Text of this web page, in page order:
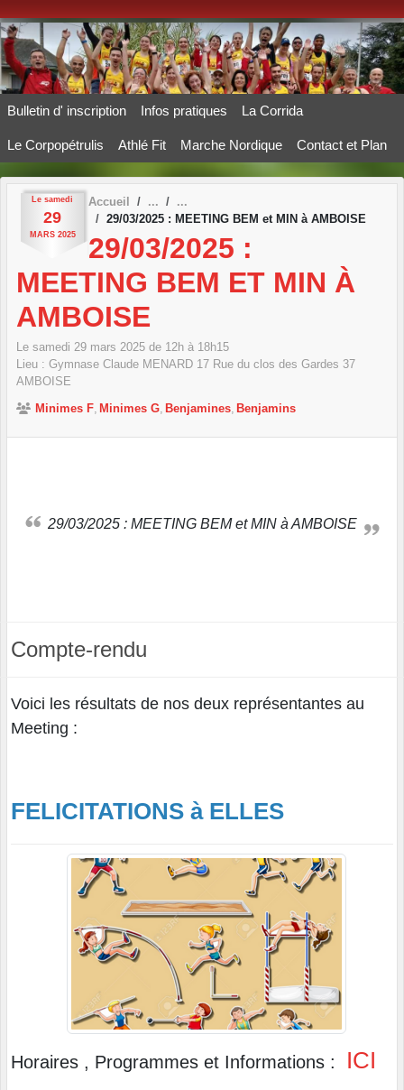
Bulletin d' inscription Infos pratiques La Corrida
Le Corpopétrulis Athlé Fit Marche Nordique Contact et Plan
Le samedi
29
MARS 2025
Accueil
29/03/2025 : MEETING BEM et MIN à AMBOISE
29/03/2025 :
MEETING BEM ET MIN À
AMBOISE
Le samedi 29 mars 2025 de 12h à 18h15
Lieu : Gymnase Claude MENARD 17 Rue du clos des Gardes 37
AMBOISE
Minimes F Minimes G Benjamines Benjamins
29/03/2025 : MEETING BEM et MIN à AMBOISE
Compte-rendu
Voici les résultats de nos deux représentantes au
Meeting :
FELICITATIONS à ELLES
Horaires , Programmes et Informations : ICI